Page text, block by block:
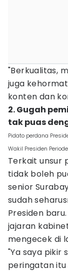
"Berkualitas,
juga
konten dan
2. Gugah
tak puas
Pidato perdana
Wakil Presiden
Terkait unsur
tidak boleh
senior
sudah
Presiden
jajaran
mengecek di
"Ya saya pikir
peringatan